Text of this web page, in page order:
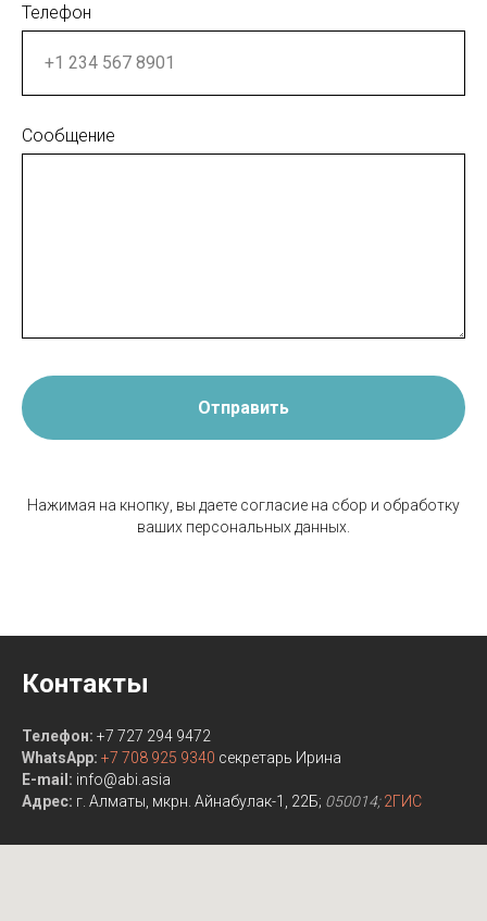
Телефон
Сообщение
Отправить
Нажимая на кнопку, вы даете согласие на сбор и обработку
ваших персональных данных.
Контакты
Телефон: +7 727 294 9472
WhatsApp: +7 708 925 9340 секретарь Ирина
E-mail: info@abi.asia
Адрес: г. Алматы, мкрн. Айнабулак-1, 22Б; 050014; 2ГИС